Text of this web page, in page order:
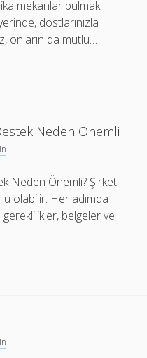
mekanlar bulmak
dostlarınızla
onların da mutlu…
Neden Onemli
Neden Önemli? Şirket
olabilir. Her adımda
belgeler ve